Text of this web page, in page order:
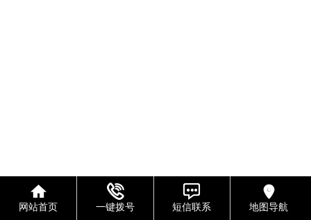
网站首页 一键拨号 短信联系 地图导航